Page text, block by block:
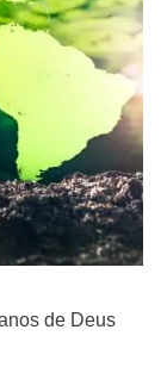
de Deus